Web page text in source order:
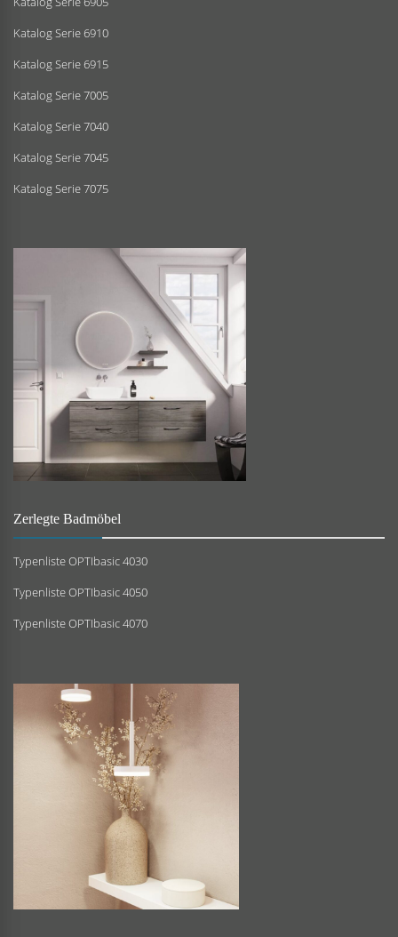
Katalog Serie 6910
Katalog Serie 6915
Katalog Serie 7005
Katalog Serie 7040
Katalog Serie 7045
Katalog Serie 7075
Zerlegte Badmöbel
Typenliste OPTIbasic 4030
Typenliste OPTIbasic 4050
Typenliste OPTIbasic 4070